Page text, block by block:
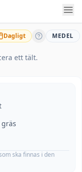
Dagligt MEDEL
ett tält.
ska finnas i den